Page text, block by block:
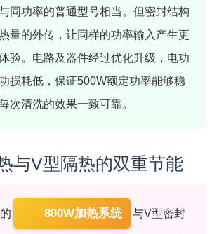
同功率的普通型号相当。但密封结构
量的外传，让同样的功率输入产生更
验。电路及器件经过优化升级，电功
损耗低，保证500W额定功率能够稳
次清洗的效果一致可靠。
与V型隔热的双重节能
800W加热系统 与V型密封